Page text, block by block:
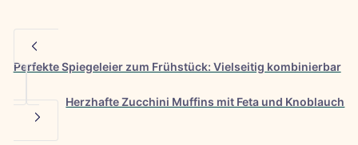
Perfekte Spiegeleier zum Frühstück: Vielseitig kombinierbar
Herzhafte Zucchini Muffins mit Feta und Knoblauch